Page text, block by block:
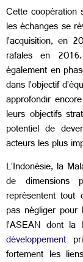
Cette coopération
les échanges se
l’acquisition, en
rafales en
également en
dans l’objectif
approfondir
leurs objectifs
potentiel de
acteurs les plus
L’Indonésie, la
de
représentent
pas négliger pour
l’ASEAN dont
développement
fortement les